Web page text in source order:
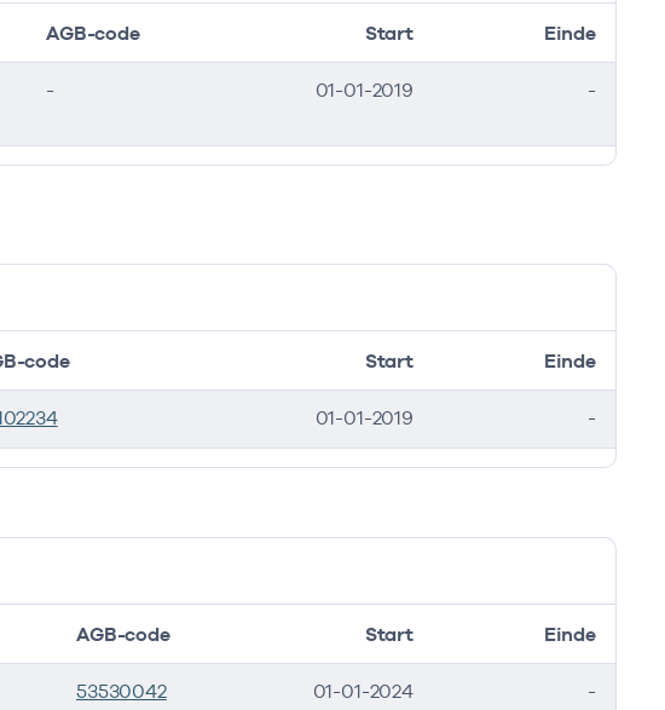
AGB-code Start Einde
- 01-01-2019 -
code Start Einde
01-01-2019 -
AGB-code Start Einde
53530042 01-01-2024 -